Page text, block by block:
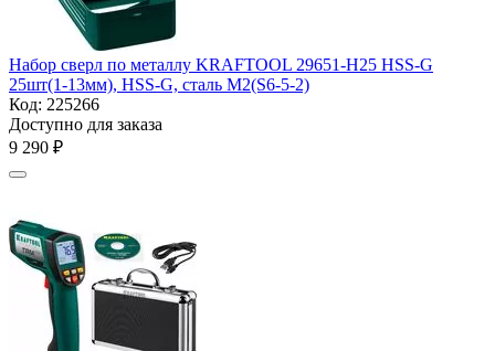
Набор сверл по металлу KRAFTOOL 29651-H25 HSS-G
25шт(1-13мм), HSS-G, сталь М2(S6-5-2)
Код: 225266
Доступно для заказа
9 290 ₽